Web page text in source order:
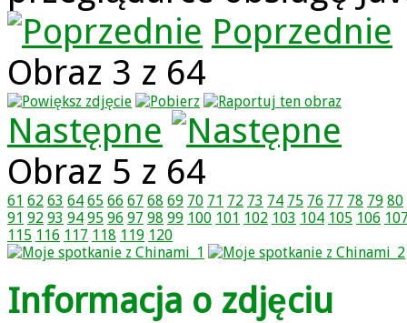
Poprzednie
Obraz 3 z 64
Następne
Obraz 5 z 64
61 62 63 64 65 66 67 68 69 70 71 72 73 74 75 76 77 78 79 80
91 92 93 94 95 96 97 98 99 100 101 102 103 104 105 106
115 116 117 118 119 120
Informacja o zdjęciu